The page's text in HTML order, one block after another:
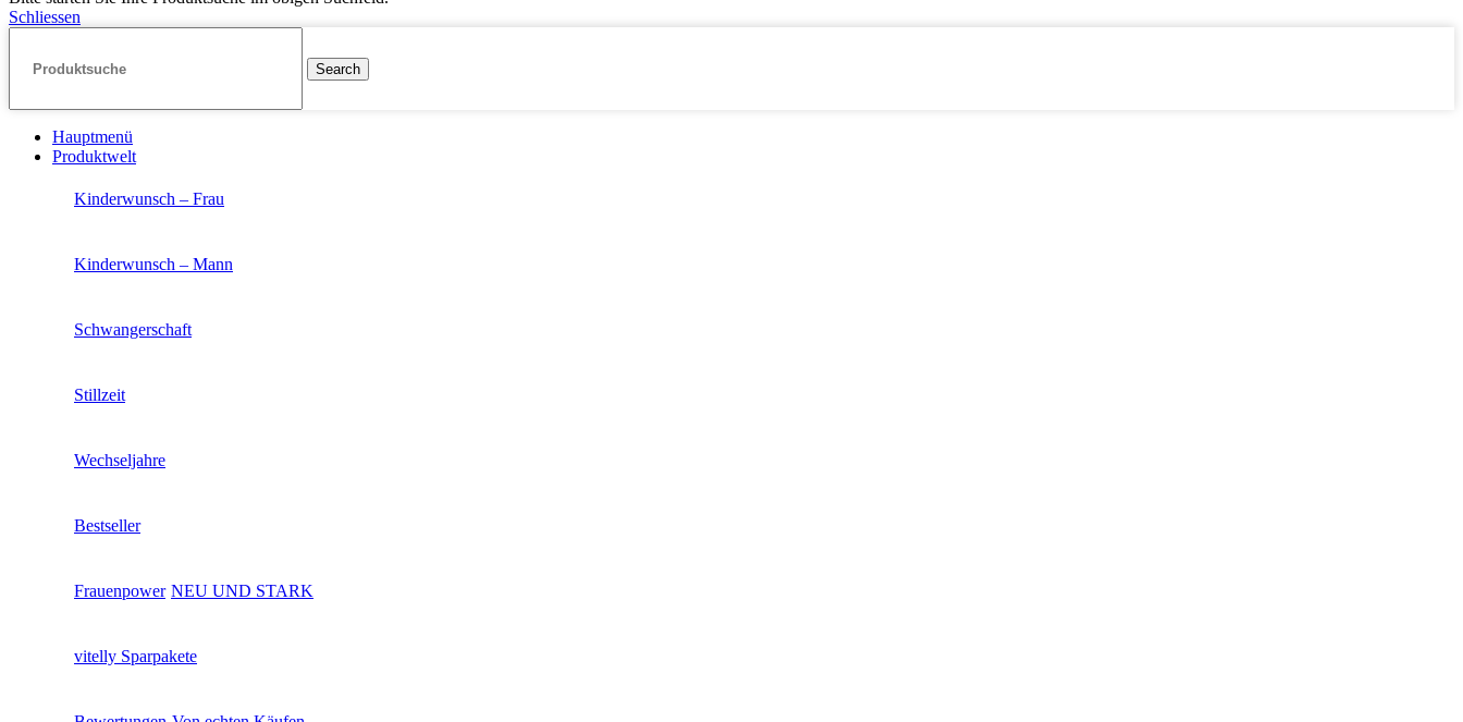
Schliessen
Search
Hauptmenü
Produktwelt
Kinderwunsch – Frau
Kinderwunsch – Mann
Schwangerschaft
Stillzeit
Wechseljahre
Bestseller
Frauenpower NEU UND STARK
vitelly Sparpakete